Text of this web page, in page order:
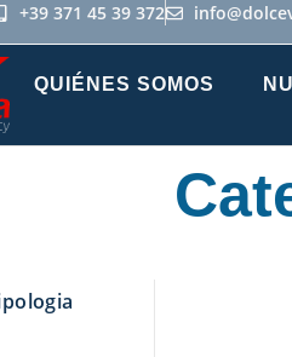
+39 371 45 39 372
QUIÉNES SOMOS